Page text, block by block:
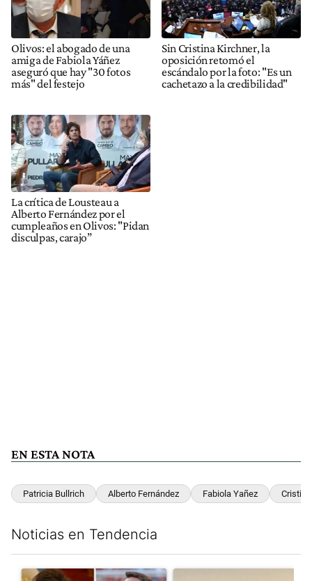
Olivos: el abogado de una
amiga de Fabiola Yáñez
aseguró que hay "30 fotos
más" del festejo
Sin Cristina Kirchner, la
oposición retomó el
escándalo por la foto: "Es un
cachetazo a la credibilidad"
La crítica de Lousteau a
Alberto Fernández por el
cumpleaños en Olivos: "Pidan
disculpas, carajo”
EN ESTA NOTA
Patricia Bullrich Alberto Fernández Fabiola Yañez
Noticias en Tendencia
Un artículo de tendencia con el título "Milei despidió a Jorge